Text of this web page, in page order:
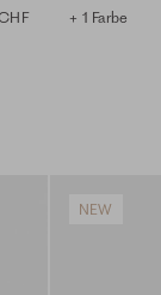
+ 1 Farbe
NEW